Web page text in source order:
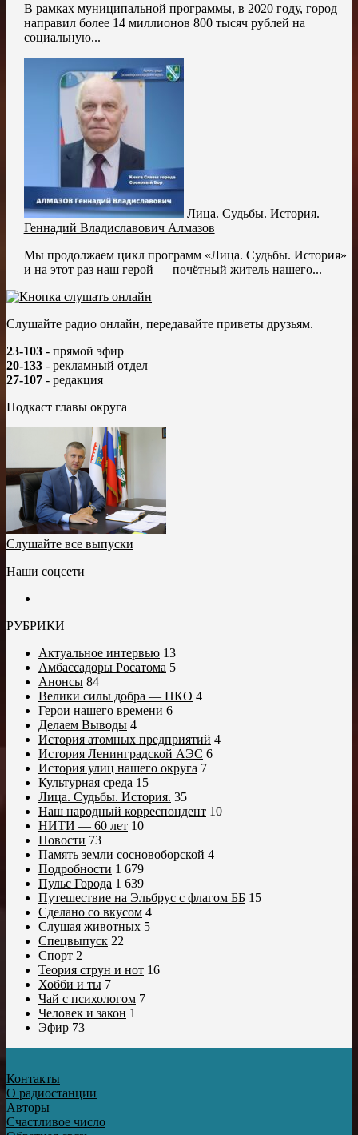
В рамках муниципальной программы, в 2020 году, город
направил более 14 миллионов 800 тысяч рублей на
социальную...
Лица. Судьбы. История.
Геннадий Владиславович Алмазов
Мы продолжаем цикл программ «Лица. Судьбы. История»
и на этот раз наш герой — почётный житель нашего...
Слушайте радио онлайн, передавайте приветы друзьям.
23-103 - прямой эфир
20-133 - рекламный отдел
27-107 - редакция
Подкаст главы округа
Слушайте все выпуски
Наши соцсети
РУБРИКИ
Актуальное интервью 13
Амбассадоры Росатома 5
Анонсы 84
Велики силы добра — НКО 4
Герои нашего времени 6
Делаем Выводы 4
История атомных предприятий 4
История Ленинградской АЭС 6
История улиц нашего округа 7
Культурная среда 15
Лица. Судьбы. История. 35
Наш народный корреспондент 10
НИТИ — 60 лет 10
Новости 73
Память земли сосновоборской 4
Подробности 1 679
Пульс Города 1 639
Путешествие на Эльбрус с флагом ББ 15
Сделано со вкусом 4
Слушая животных 5
Спецвыпуск 22
Спорт 2
Теория струн и нот 16
Хобби и ты 7
Чай с психологом 7
Человек и закон 1
Эфир 73
Контакты
О радиостанции
Авторы
Счастливое число